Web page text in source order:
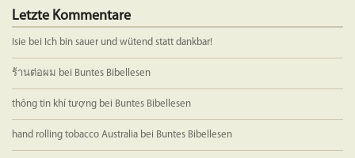
Letzte Kommentare
Isie bei Ich bin sauer und wütend statt dankbar!
ร้านต่อผม bei Buntes Bibellesen
thông tin khí tượng bei Buntes Bibellesen
hand rolling tobacco Australia bei Buntes Bibellesen